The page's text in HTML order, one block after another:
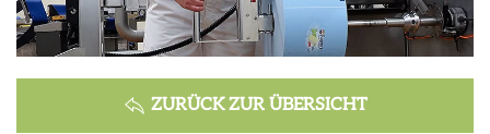
ZURÜCK ZUR ÜBERSICHT